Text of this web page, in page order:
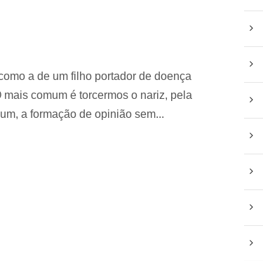
a de um filho portador de doença
comum é torcermos o nariz, pela
a formação de opinião sem...